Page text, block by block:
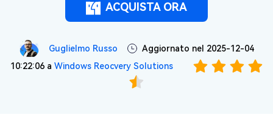
ACQUISTA ORA
Guglielmo Russo
Aggiornato nel 2025-12-04
10:22:06 a Windows Reocvery Solutions